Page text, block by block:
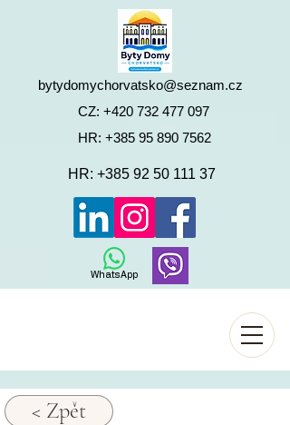
HR: +385 95 890 7562
CZ: +420 732 477 097
WhatsApp
bytydomychorvatsko@seznam.cz
HR: +385 92 50 111 37
< Zpět